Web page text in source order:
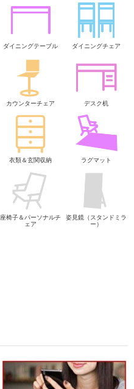
ダイニングテーブル ダイニングチェア
カウンターチェア デスク机
衣類＆玄関収納 ラグマット
座椅子＆パーソナルチ
ェア
姿見鏡（スタンドミラ
ー）